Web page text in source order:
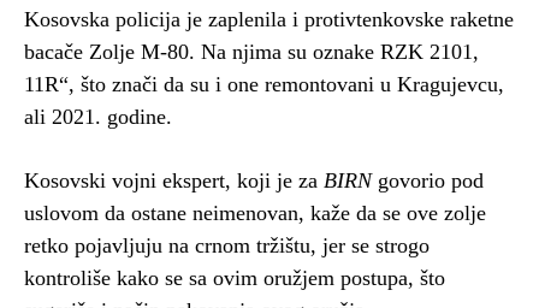
Kosovska policija je zaplenila i protivtenkovske raketne
bacače Zolje M-80. Na njima su oznake RZK 2101,
11R“, što znači da su i one remontovani u Kragujevcu,
ali 2021. godine.
Kosovski vojni ekspert, koji je za BIRNgovorio pod
uslovom da ostane neimenovan, kaže da se ove zolje
retko pojavljuju na crnom tržištu, jer se strogo
kontroliše kako se sa ovim oružjem postupa, što